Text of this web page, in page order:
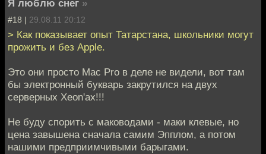
Я люблю снег »
#18 | 29.08.11 20:12
> Как показывает опыт Татарстана, школьники могут
прожить и без Apple.
Это они просто Mac Pro в деле не видели, вот там
бы электронный букварь закрутился на двух
серверных Xeon'ах!!!
Не буду спорить с маководами - маки клевые, но
цена завышена сначала самим Эпплом, а потом
нашими предприимчивыми барыгами.